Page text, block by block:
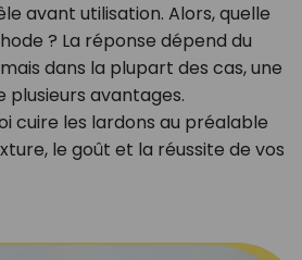
avant utilisation. Alors, quelle
? La réponse dépend du
dans la plupart des cas, une
avantages.
cuire les lardons au préalable
le goût et la réussite de vos